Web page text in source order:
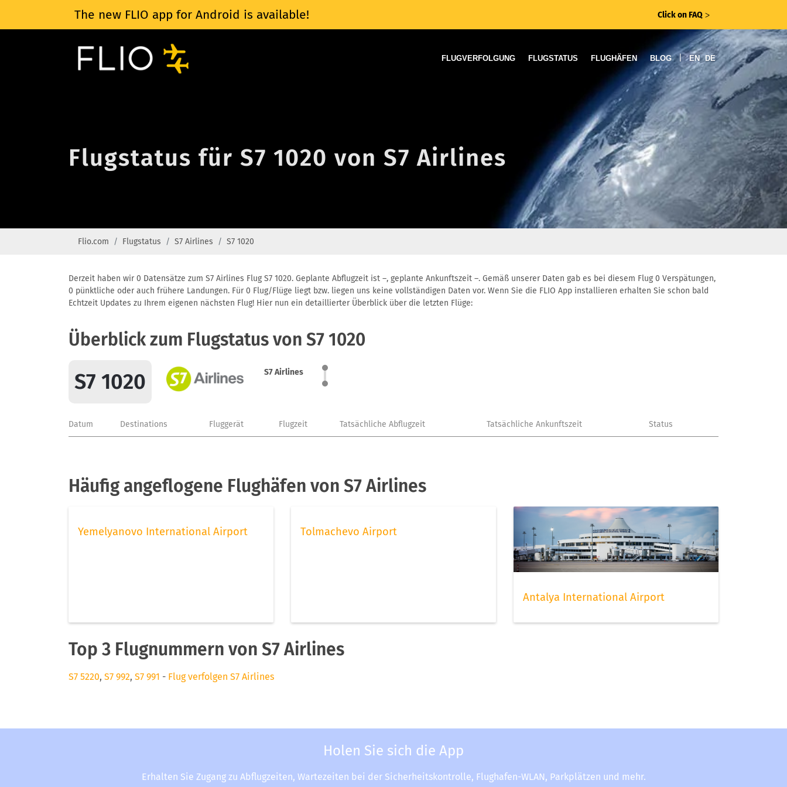
The new FLIO app for Android is available! Click on FAQ ᐳ
FLUGVERFOLGUNG FLUGSTATUS FLUGHÄFEN BLOG | EN DE
Flugstatus für S7 1020 von S7 Airlines
Flio.com Flugstatus S7 Airlines S7 1020
Derzeit haben wir 0 Datensätze zum S7 Airlines Flug S7 1020. Geplante Abflugzeit ist –, geplante Ankunftszeit –. Gemäß unserer Daten gab es bei diesem Flug 0 Verspätungen,
0 pünktliche oder auch frühere Landungen. Für 0 Flug/Flüge liegt bzw. liegen uns keine vollständigen Daten vor. Wenn Sie die FLIO App installieren erhalten Sie schon bald
Echtzeit Updates zu Ihrem eigenen nächsten Flug! Hier nun ein detaillierter Überblick über die letzten Flüge:
Überblick zum Flugstatus von S7 1020
S7 1020 S7 Airlines
Datum Destinations Fluggerät Flugzeit Tatsächliche Abflugzeit Tatsächliche Ankunftszeit Status
Häufig angeflogene Flughäfen von S7 Airlines
Yemelyanovo International Airport Tolmachevo Airport
Antalya International Airport
Top 3 Flugnummern von S7 Airlines
S7 5220, S7 992, S7 991 - Flug verfolgen S7 Airlines
Holen Sie sich die App
Erhalten Sie Zugang zu Abflugzeiten, Wartezeiten bei der Sicherheitskontrolle, Flughafen-WLAN, Parkplätzen und mehr.